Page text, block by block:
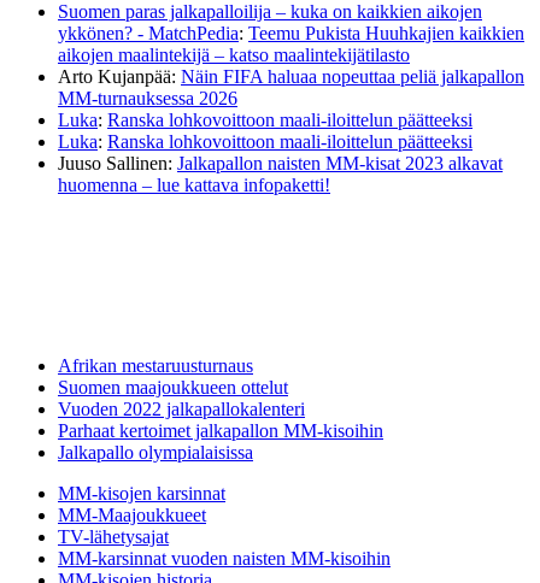
Suomen paras jalkapalloilija – kuka on kaikkien aikojen
ykkönen? - MatchPedia: Teemu Pukista Huuhkajien kaikkien
aikojen maalintekijä – katso maalintekijätilasto
Arto Kujanpää: Näin FIFA haluaa nopeuttaa peliä jalkapallon
MM-turnauksessa 2026
Luka: Ranska lohkovoittoon maali-iloittelun päätteeksi
Luka: Ranska lohkovoittoon maali-iloittelun päätteeksi
Juuso Sallinen: Jalkapallon naisten MM-kisat 2023 alkavat
huomenna – lue kattava infopaketti!
Afrikan mestaruusturnaus
Suomen maajoukkueen ottelut
Vuoden 2022 jalkapallokalenteri
Parhaat kertoimet jalkapallon MM-kisoihin
Jalkapallo olympialaisissa
MM-kisojen karsinnat
MM-Maajoukkueet
TV-lähetysajat
MM-karsinnat vuoden naisten MM-kisoihin